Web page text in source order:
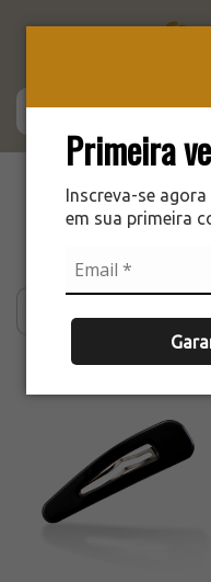
Primeira
Inscreva-se
em sua primeira